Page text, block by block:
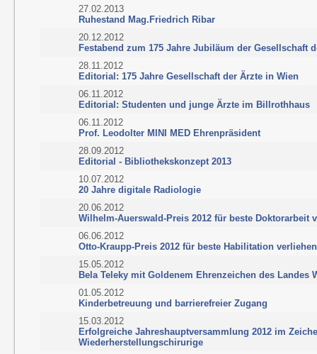
27.02.2013
Ruhestand Mag.Friedrich Ribar
20.12.2012
Festabend zum 175 Jahre Jubiläum der Gesellschaft
28.11.2012
Editorial: 175 Jahre Gesellschaft der Ärzte in Wien
06.11.2012
Editorial: Studenten und junge Ärzte im Billrothhaus
06.11.2012
Prof. Leodolter MINI MED Ehrenpräsident
28.09.2012
Editorial - Bibliothekskonzept 2013
10.07.2012
20 Jahre digitale Radiologie
20.06.2012
Wilhelm-Auerswald-Preis 2012 für beste Doktorarbeit
06.06.2012
Otto-Kraupp-Preis 2012 für beste Habilitation
15.05.2012
Bela Teleky mit Goldenem Ehrenzeichen des Landes
01.05.2012
Kinderbetreuung und barrierefreier Zugang
15.03.2012
Erfolgreiche Jahreshauptversammlung 2012 im
Wiederherstellungschirurige